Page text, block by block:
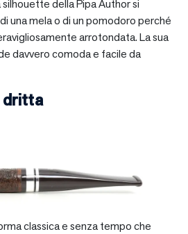
silhouette della Pipa Author si
una mela o di un pomodoro perché
arrotondata. La sua
davvero comoda e facile da
dritta
classica e senza tempo che